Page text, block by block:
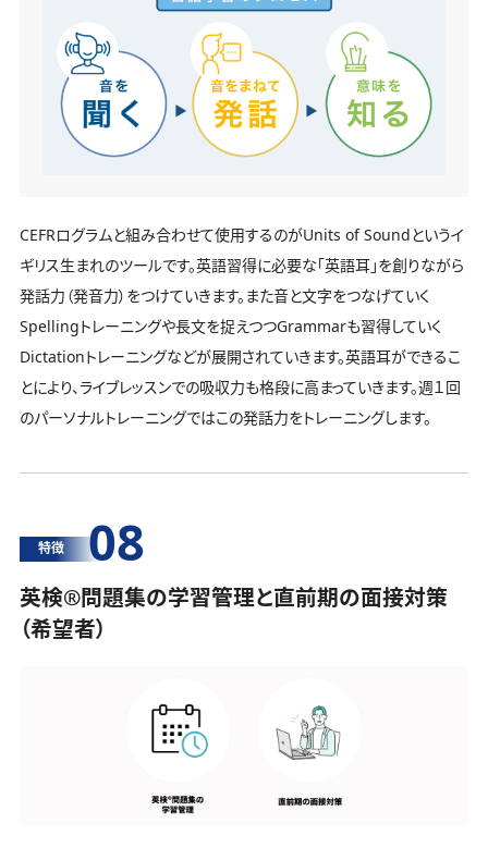
CEFRログラムと組み合わせて使用するのがUnits of Soundというイ
ギリス生まれのツールです。英語習得に必要な「英語耳」を創りながら
発話力（発音力）をつけていきます。また音と文字をつなげていく
Spellingトレーニングや長文を捉えつつGrammarも習得していく
Dictationトレーニングなどが展開されていきます。英語耳ができるこ
とにより、ライブレッスンでの吸収力も格段に高まっていきます。週１回
のパーソナルトレーニングではこの発話力をトレーニングします。
特徴 08
英検®️問題集の学習管理と直前期の面接対策
（希望者）